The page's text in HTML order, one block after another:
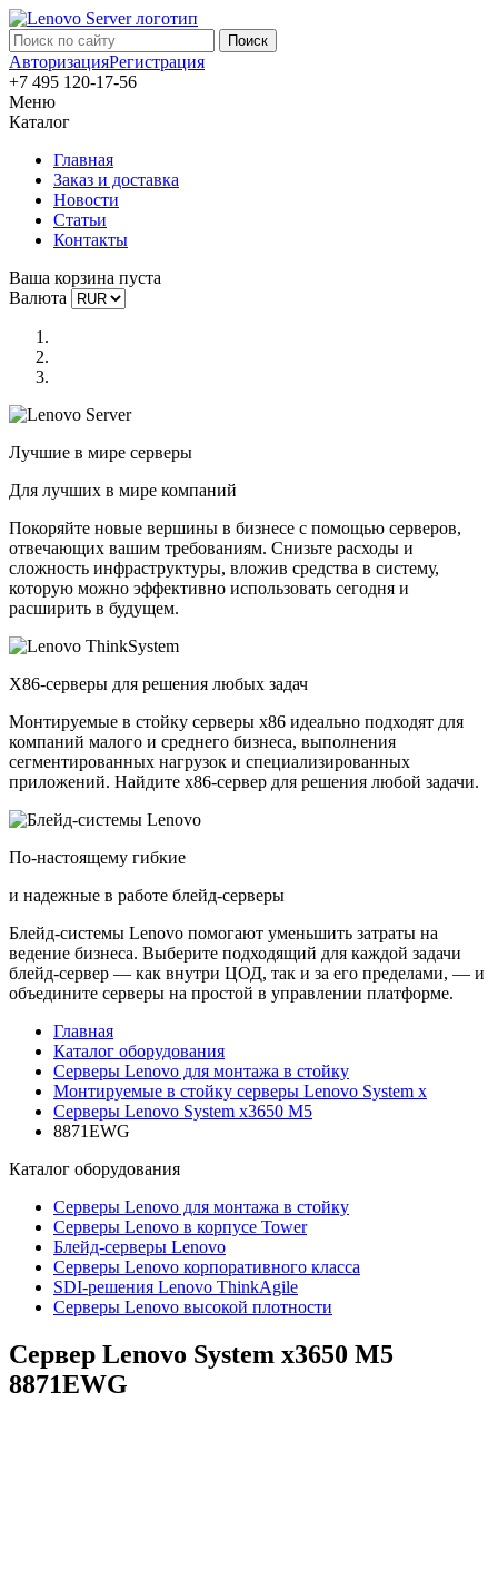
АвторизацияРегистрация
+7 495 120-17-56
Меню
Каталог
Главная
Заказ и доставка
Новости
Статьи
Контакты
Ваша корзина пуста
Валюта
Лучшие в мире серверы
Для лучших в мире компаний
Покоряйте новые вершины в бизнесе с помощью серверов,
отвечающих вашим требованиям. Снизьте расходы и
сложность инфраструктуры, вложив средства в систему,
которую можно эффективно использовать сегодня и
расширить в будущем.
X86-серверы для решения любых задач
Монтируемые в стойку серверы x86 идеально подходят для
компаний малого и среднего бизнеса, выполнения
сегментированных нагрузок и специализированных
приложений. Найдите x86-сервер для решения любой задачи.
По-настоящему гибкие
и надежные в работе блейд-серверы
Блейд-системы Lenovo помогают уменьшить затраты на
ведение бизнеса. Выберите подходящий для каждой задачи
блейд-сервер — как внутри ЦОД, так и за его пределами, — и
объедините серверы на простой в управлении платформе.
Главная
Каталог оборудования
Серверы Lenovo для монтажа в стойку
Монтируемые в стойку серверы Lenovo System x
Серверы Lenovo System x3650 M5
8871EWG
Каталог оборудования
Серверы Lenovo для монтажа в стойку
Серверы Lenovo в корпусе Tower
Блейд-серверы Lenovo
Cерверы Lenovo корпоративного класса
SDI-решения Lenovo ThinkAgile
Серверы Lenovo высокой плотности
Сервер Lenovo System x3650 M5
8871EWG